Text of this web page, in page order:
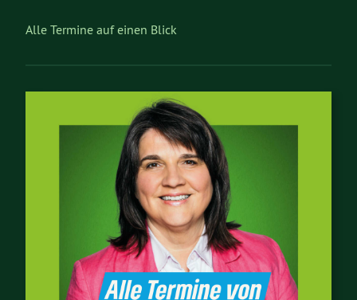
Alle Termine auf einen Blick